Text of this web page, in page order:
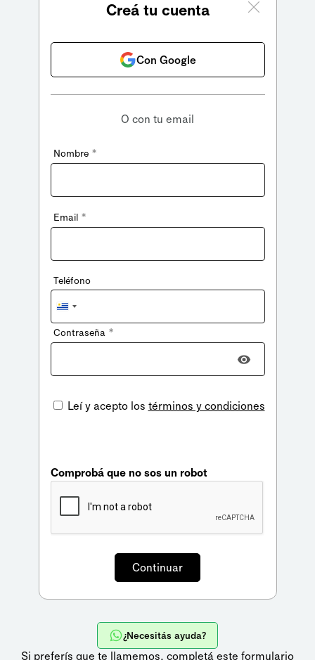
Creá tu cuenta
Con Google
O con tu email
Nombre *
Email *
Teléfono
Uruguay
+598
Contraseña *
Leí y acepto los términos y condiciones
Comprobá que no sos un robot
¿Necesitás ayuda?
Si preferís que te llamemos, completá este formulario